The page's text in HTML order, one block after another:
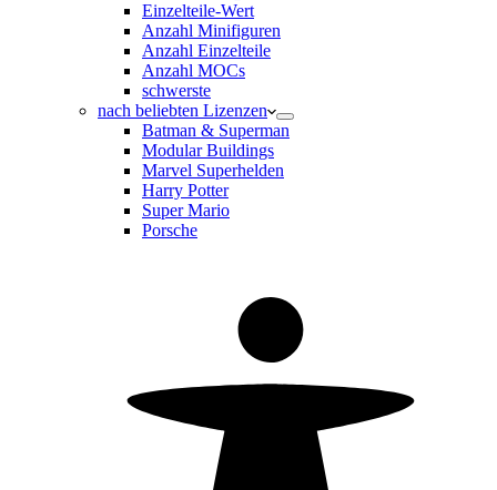
Einzelteile-Wert
Anzahl Minifiguren
Anzahl Einzelteile
Anzahl MOCs
schwerste
nach beliebten Lizenzen
Batman & Superman
Modular Buildings
Marvel Superhelden
Harry Potter
Super Mario
Porsche